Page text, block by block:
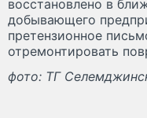
восстановлено в
добывающего
претензионное
отремонтировать
фото: ТГ